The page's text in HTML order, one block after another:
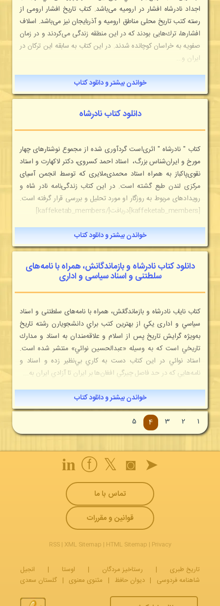
اجداد نادرشاه افشار در اروميه می‌باشد. كتاب تاريخ افشار ارومی از
رسته كتب تاريخ محلی مناطق اروميه و آذربايجان نيز می‌باشد. اسلاف
افشارها، ترك‌هایی بودند كه در اين منطقه زندگی می‌كردند و در زمان
صفويه به خراسان كوچانده شدند. در اين كتاب به سابقه اين تركان در
ايران و...
خواندن بیشتر و دانلود کتاب
دانلود کتاب نادرشاه
كتاب " نادرشاه " اثری‌است گردآوری شده از مجموع نوشتارهای چهار
مورخ و ايران‌شناس بزرگ، استاد احمد كسروی، دكتر لاكهارت و استاد
نقوی‌پاكباز به همراه استاد محمدی‌ملايری كه توسط انجمن‌ آسيای‌
مركزی‌ لندن طبع گشته است. در اين كتاب زندگی‌نامه نادر شاه و
رويدادهای مربوط به روزگار او مورد تحليل و بررسی قرار گرفته است.
[kaffeketab_members]دریافت[/kaffeketab_members]
خواندن بیشتر و دانلود کتاب
دانلود کتاب نادرشاه و بازماندگانش، همراه با نامه‌هاى
سلطتنى و اسناد سیاسى و ادارى
کتاب نایاب نادرشاه و بازماندگانش، همراه با نامه‌هاى سلطتنى و اسناد
سياسي و ادارى يكي از بهترين كتب براي دانشجويارن رشته تاريخ
به‌ويژه گرايش تاريخ پس از اسلام و علاقه‌مندان به اسناد و مدارك
تاريخي است كه به وسيله «عبدالحسين نوائي» منتشر شده است.
استاد نوائي در اين كتاب دست به كاري بي‌نظير زده و اسناد و
نامه‌هايي كه در حد فاصل چيرگي افغان‌ها بر ايران تا آزادي ايران به...
خواندن بیشتر و دانلود کتاب
1
2
3
4
5
➤
◙
𝕏
ⓕ
𝐢𝐧
تماس با ما
قوانین و مقررات
RSS| XML Sitemap | HTML Sitemap | Privacy
تاریخ طبری | رستاخیز مردگان | اوستا |
انجیل
شاهنامه فردوسی | دیوان حافظ | مثنوی معنوی | گلستان سعدی